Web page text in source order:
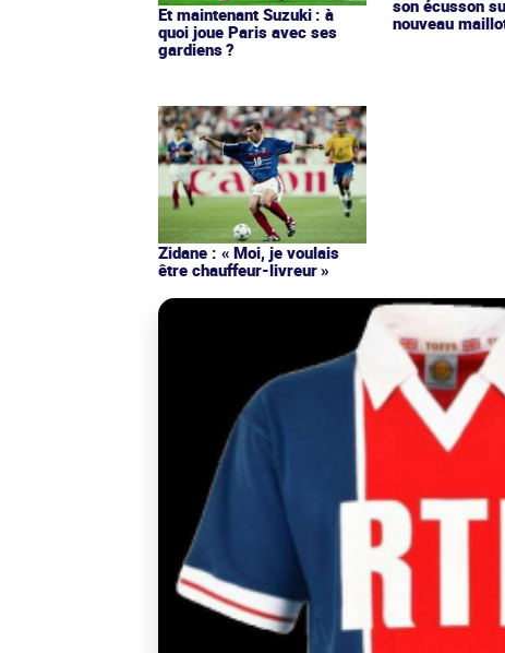
Et maintenant Suzuki : à
quoi joue Paris avec ses
gardiens ?
son écusson
nouveau
Zidane : « Moi, je voulais
être chauffeur-livreur »